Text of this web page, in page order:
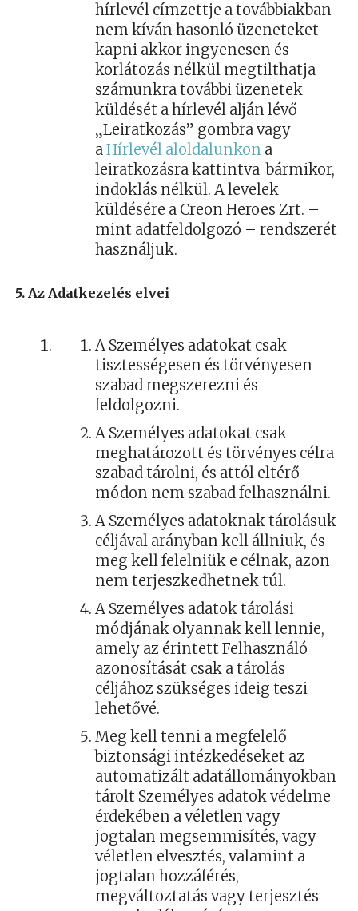
hírlevél címzettje a továbbiakban
nem kíván hasonló üzeneteket
kapni akkor ingyenesen és
korlátozás nélkül megtilthatja
számunkra további üzenetek
küldését a hírlevél alján lévő
„Leiratkozás” gombra vagy
aHírlevél aloldalunkon a
leiratkozásra kattintva bármikor,
indoklás nélkül. A levelek
küldésére a Creon Heroes Zrt. –
mint adatfeldolgozó – rendszerét
használjuk.
5. Az Adatkezelés elvei
A Személyes adatokat csak
tisztességesen és törvényesen
szabad megszerezni és
feldolgozni.
A Személyes adatokat csak
meghatározott és törvényes célra
szabad tárolni, és attól eltérő
módon nem szabad felhasználni.
A Személyes adatoknak tárolásuk
céljával arányban kell állniuk, és
meg kell felelniük e célnak, azon
nem terjeszkedhetnek túl.
A Személyes adatok tárolási
módjának olyannak kell lennie,
amely az érintett Felhasználó
azonosítását csak a tárolás
céljához szükséges ideig teszi
lehetővé.
Meg kell tenni a megfelelő
biztonsági intézkedéseket az
automatizált adatállományokban
tárolt Személyes adatok védelme
érdekében a véletlen vagy
jogtalan megsemmisítés, vagy
véletlen elvesztés, valamint a
jogtalan hozzáférés,
megváltoztatás vagy terjesztés